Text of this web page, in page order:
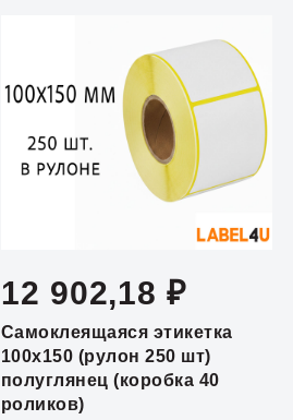
12 902,18 ₽
Самоклеящаяся этикетка
100x150 (рулон 250 шт)
полуглянец (коробка 40
роликов)